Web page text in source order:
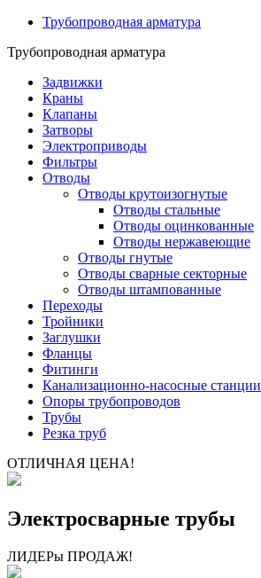
Трубопроводная арматура
Трубопроводная арматура
Задвижки
Краны
Клапаны
Затворы
Электроприводы
Фильтры
Отводы
Отводы крутоизогнутые
Отводы стальные
Отводы оцинкованные
Отводы нержавеющие
Отводы гнутые
Отводы сварные секторные
Отводы штампованные
Переходы
Тройники
Заглушки
Фланцы
Фитинги
Канализационно-насосные станции
Опоры трубопроводов
Трубы
Резка труб
ОТЛИЧНАЯ ЦЕНА!
Электросварные трубы
ЛИДЕРы ПРОДАЖ!